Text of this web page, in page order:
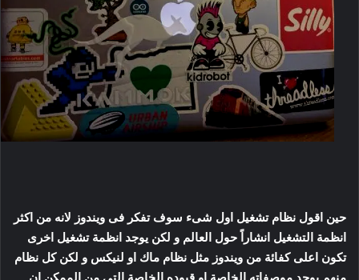
حين اقول نظام تشغيل اول شىء سوف تفكر فى ويندوز لانه من اكثر
انظمة التشغيل انشاراً حول العالم و لكن يوجد انظمة تشغيل اخرى
تكون اعلى كفائة من ويندوز مثل نظام ماك او لنيكس و لكن كل نظام